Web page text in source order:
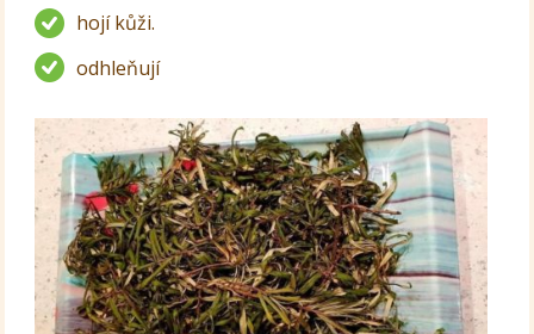
hojí kůži.
odhleňují